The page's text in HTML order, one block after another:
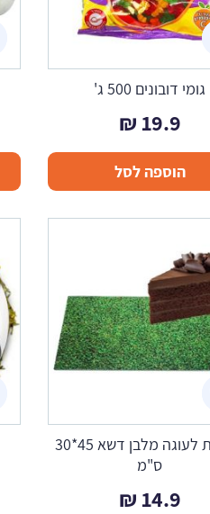
גומי דובונים 500 ג'
19.9
₪
הוספה לסל
תחתית לעוגה מלבן דשא 45*30
ס"מ
14.9
₪